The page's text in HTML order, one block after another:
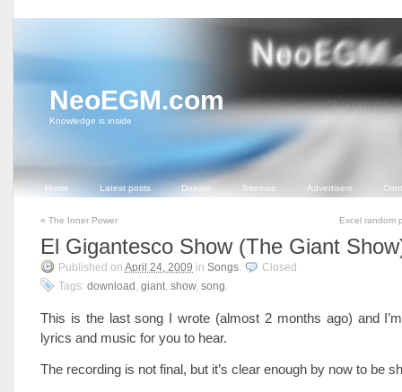
NeoEGM.com
Knowledge is inside
Home Latest posts Donate Sitemap Advertisers
« The Inner Power Excel random
El Gigantesco Show (The Giant
Published on April 24, 2009 in Songs.
Closed
Tags: download , giant, show, song.
This is the last song I wrote (almost 2 months ago) and
lyrics and music for you to hear.
The recording is not final, but it’s clear enough by now to be